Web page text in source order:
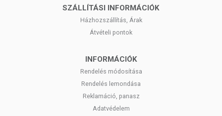
SZÁLLÍTÁSI INFORMÁCIÓK
Házhozszállítás, Árak
Átvételi pontok
INFORMÁCIÓK
Rendelés módosítása
Rendelés lemondása
Reklamáció, panasz
Adatvédelem